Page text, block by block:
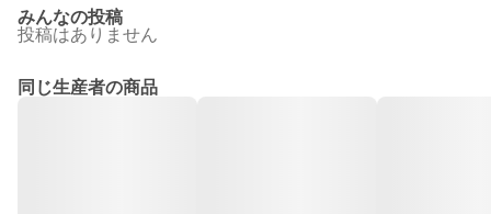
みんなの投稿
投稿はありません
同じ生産者の商品